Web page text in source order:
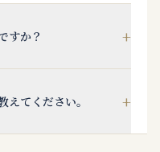
すか？ +
てください。 +